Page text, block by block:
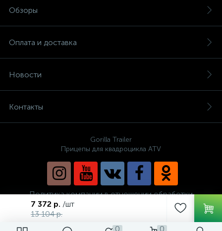
0 0
7 372 р. /шт
13 104 р.
Обзоры
Оплата и доставка
Новости
Контакты
Gorilla Trailer
Прицепы для квадроцикла ATV
Политика компании в отношении обработки
персональных данных